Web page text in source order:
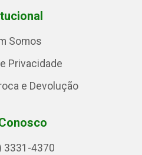
Somos
Privacidade
e Devolução
3331-4370